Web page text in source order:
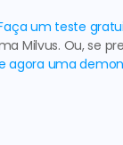
um teste
Milvus. Ou, se
agora uma